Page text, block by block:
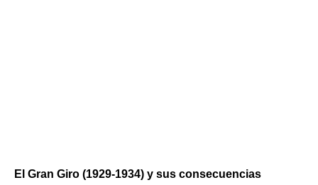
El Gran Giro (1929-1934) y sus consecuencias